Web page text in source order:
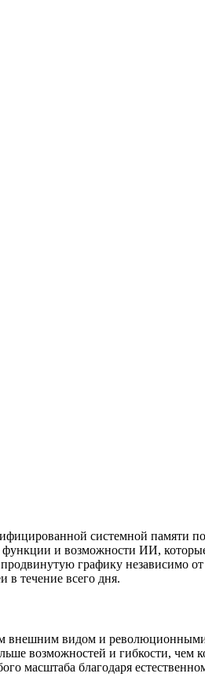
системной памяти
и возможности ИИ,
графику независимо
в течение всего дня.
видом и
возможностей и гибкости,
масштаба благодаря